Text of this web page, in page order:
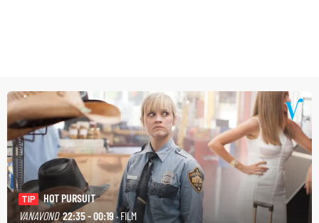
TIP
HOT PURSUIT
VANAVOND 22:35 - 00:19· FILM